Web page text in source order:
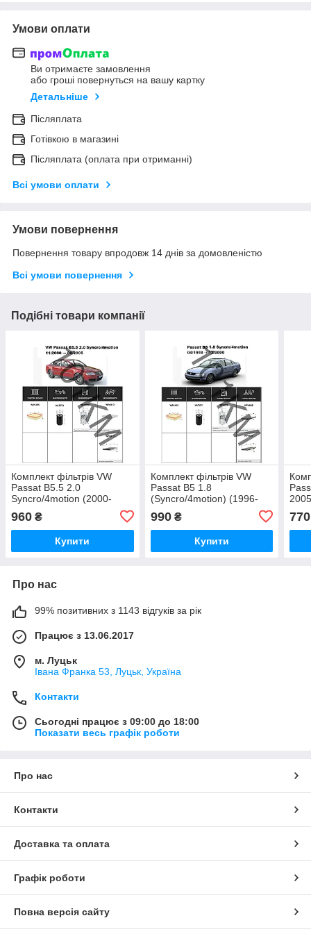
Умови оплати
Ви отримаєте замовлення
або гроші повернуться на вашу картку
Детальніше
Післяплата
Готівкою в магазині
Післяплата (оплата при отриманні)
Всі умови оплати
Умови повернення
Повернення товару впродовж 14 днів за домовленістю
Всі умови повернення
Подібні товари компанії
Комплект фільтрів VW
Passat B5.5 2.0
Syncro/4motion (2000-
960 ₴
Купити
Комплект фільтрів VW
Passat B5 1.8
(Syncro/4motion) (1996-
990₴
Купити
770
Про нас
99% позитивних з 1143 відгуків за рік
Працює з 13.06.2017
м. Луцьк
Івана Франка 53, Луцьк, Україна
Контакти
Сьогодні працює з 09:00 до 18:00
Показати весь графік роботи
Про нас
Контакти
Доставка та оплата
Графік роботи
Повна версія сайту